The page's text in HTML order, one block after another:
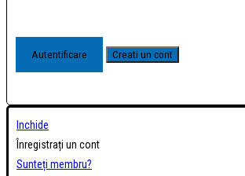
Inchide
Înregistrați un cont
Sunteți membru?